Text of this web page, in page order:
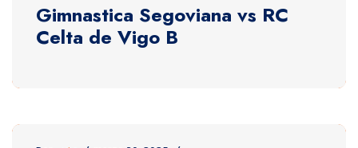
Gimnastica Segoviana vs RC
Celta de Vigo B